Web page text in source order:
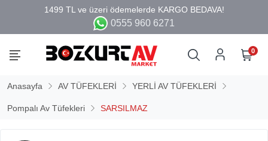
0555 960 6271
0
Anasayfa AV TÜFEKLERİ YERLİ AV TÜFEKLERİ
Pompalı Av Tüfekleri SARSILMAZ